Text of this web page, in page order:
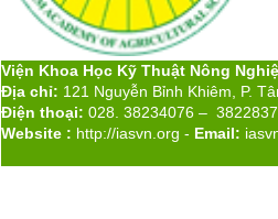
Viện Khoa Học Kỹ Thuật Nông
Địa chỉ: 121 Nguyễn Bỉnh Khiêm, P.
Điện thoại: 028. 38234076 –
Website : http://iasvn.org - Email: